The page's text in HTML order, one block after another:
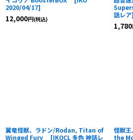
2020/04/17]
12,000円(税込)
話レア]
1,780
翼竜怪獣、ラドン/Rodan, Titan of
Winged Fury
[IKOCL 多色 神話レ
怪獣
the